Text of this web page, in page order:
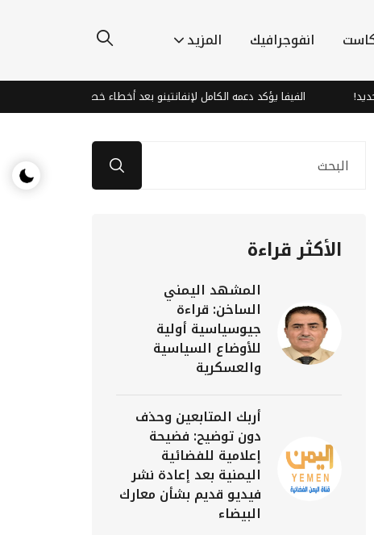
انفوجرافيك المزيد
الفيفا يؤكد دعمه الكامل لإنفانتينو بعد أخطاء خطة كأس العالم
الأكثر قراءة
المشهد اليمني
الساخن: قراءة
جيوسياسية أولية
للأوضاع السياسية
والعسكرية
أربك المتابعين وحذف
دون توضيح: فضيحة
إعلامية للفضائية
اليمنية بعد إعادة نشر
فيديو قديم بشأن معارك
البيضاء